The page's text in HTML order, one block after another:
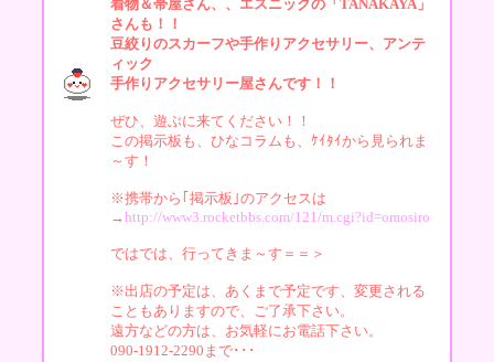
着物＆帯屋さん、、エスニックの「TANAKAYA」
さんも！！
豆絞りのスカーフや手作りアクセサリー、アンテ
ィック
手作りアクセサリー屋さんです！！
ぜひ、遊ぶに来てください！！
この掲示板も、ひなコラムも、ｹｲﾀｲから見られま
～す！
※携帯から｢掲示板｣のアクセスは
→http://www3.rocketbbs.com/121/m.cgi?id=omosiro
ではでは、行ってきま～す＝＝＞
※出店の予定は、あくまで予定です、変更される
こともありますので、ご了承下さい。
遠方などの方は、お気軽にお電話下さい。
090-1912-2290まで･･･